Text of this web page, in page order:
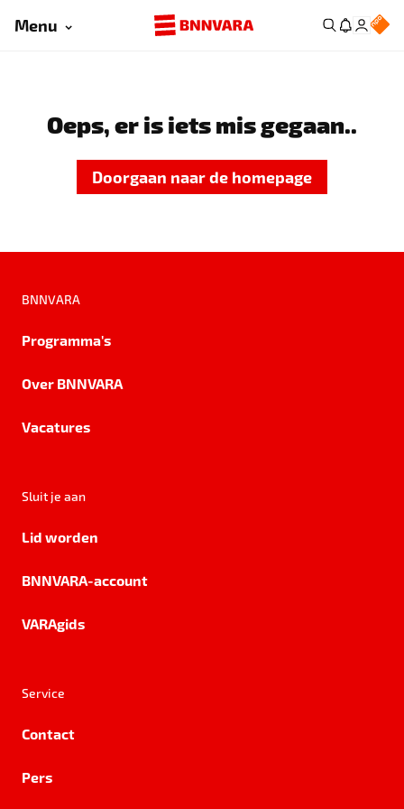
Menu
Oeps, er is iets mis gegaan..
Doorgaan naar de homepage
BNNVARA
Programma's
Over BNNVARA
Vacatures
Sluit je aan
Lid worden
BNNVARA-account
VARAgids
Service
Contact
Pers